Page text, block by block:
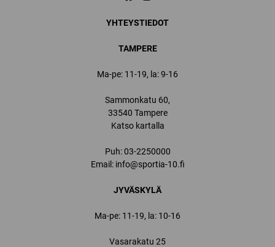
YHTEYSTIEDOT
TAMPERE
Ma-pe: 11-19, la: 9-16
Sammonkatu 60,
33540 Tampere
Katso kartalla
Puh:03-2250000
Email: info@sportia-10.fi
JYVÄSKYLÄ
Ma-pe: 11-19, la: 10-16
Vasarakatu 25